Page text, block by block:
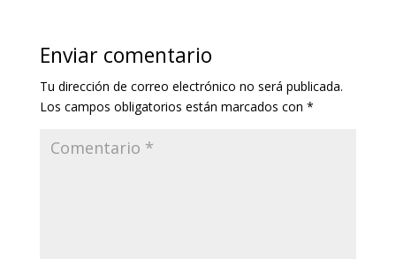
Enviar comentario
Tu dirección de correo electrónico no será publicada.
Los campos obligatorios están marcados con *